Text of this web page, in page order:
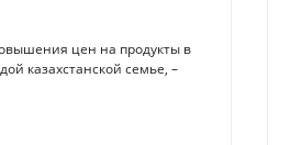
цен на продукты в
казахстанской семье, –